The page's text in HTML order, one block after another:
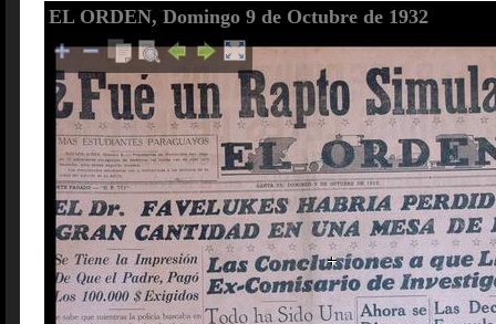
EL ORDEN, Domingo 9 de Octubre de 1932